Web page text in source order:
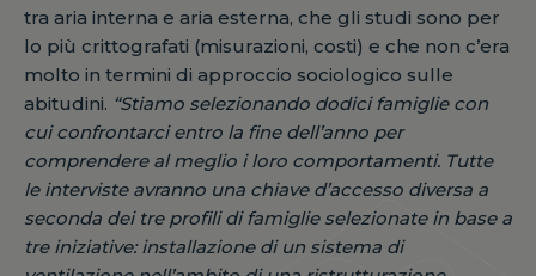
tra aria interna e aria esterna, che gli studi sono per
lo più crittografati (misurazioni, costi) e che non c’era
molto in termini di approccio sociologico sulle
abitudini. “Stiamo selezionando dodici famiglie con
cui confrontarci entro la fine dell’anno per
comprendere al meglio i loro comportamenti. Tutte
le interviste avranno una chiave d’accesso diversa a
seconda dei tre profili di famiglie selezionate in base a
tre iniziative: installazione di un sistema di